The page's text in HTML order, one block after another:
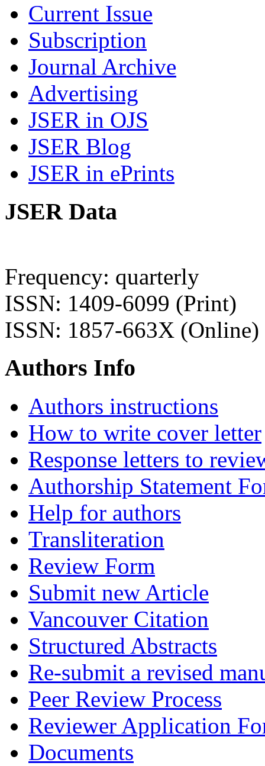
Current Issue
Subscription
Journal Archive
Advertising
JSER in OJS
JSER Blog
JSER in ePrints
JSER Data
Frequency: quarterly
ISSN: 1409-6099 (Print)
ISSN: 1857-663X (Online)
Authors Info
Authors instructions
How to write cover letter
Response letters to
Authorship Statement
Help for authors
Transliteration
Review Form
Submit new Article
Vancouver Citation
Structured Abstracts
Re-submit a revised
Peer Review Process
Reviewer Application
Documents